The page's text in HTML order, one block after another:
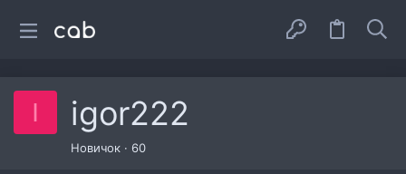
I igor222
Новичок · 60